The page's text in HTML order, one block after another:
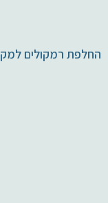
החלפת רמקולים למק